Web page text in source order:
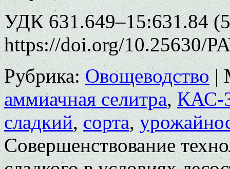
УДК 631.649–15:631.84
https://doi.org/10.25630/
Рубрика: Овощеводство |
аммиачная селитра,КАС-
сладкий,сорта,
Совершенствование